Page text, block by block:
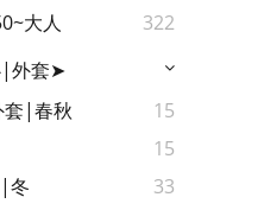
大人
322
|外套➤
套|春秋
15
15
冬
33